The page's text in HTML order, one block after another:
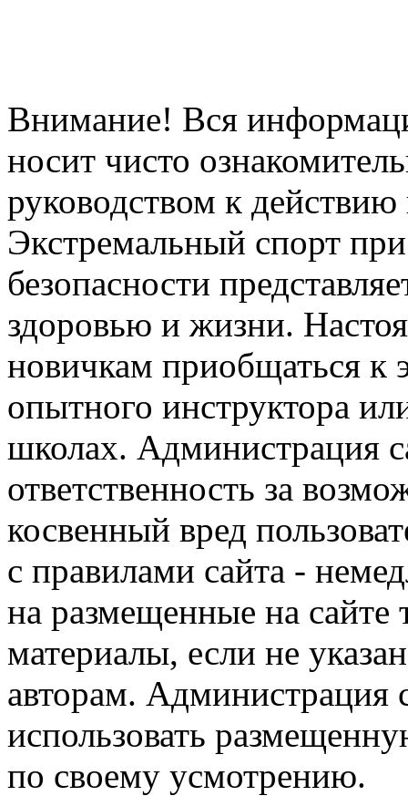
Внимание! Вся
носит чисто
руководством к
Экстремальный спорт
безопасности
здоровью и жизни.
новичкам приобщаться к
опытного инструктора
школах. Администрация
ответственность за
косвенный вред
с правилами сайта -
на размещенные на сайте
материалы, если не
авторам. Администрация
использовать
по своему усмотрению.